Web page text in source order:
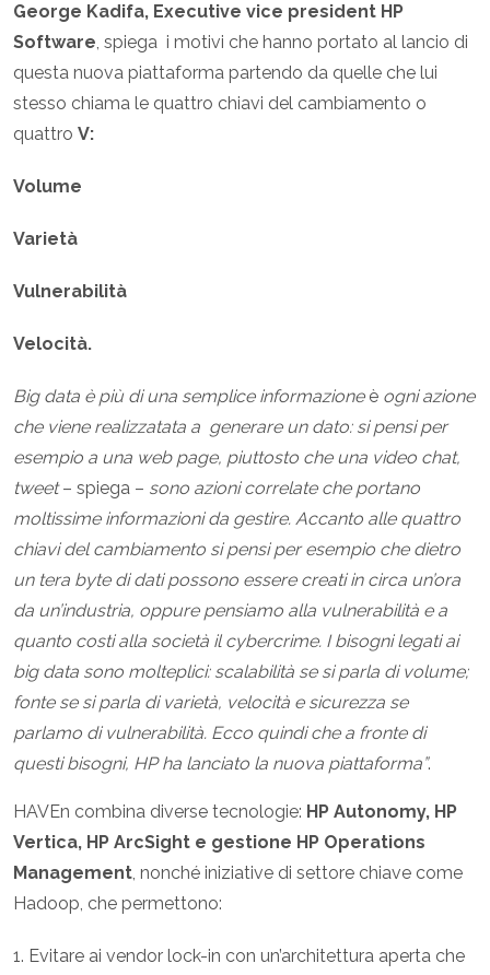
George Kadifa, Executive vice president HP
Software, spiega i motivi che hanno portato al lancio di
questa nuova piattaforma partendo da quelle che lui
stesso chiama le quattro chiavi del cambiamento o
quattro V:
Volume
Varietà
Vulnerabilità
Velocità.
Big data è più di una semplice informazioneè ogni azione
che viene realizzatata a generare un dato: si pensi per
esempio a una web page, piuttosto che una video chat,
tweet– spiega – sono azioni correlate che portano
moltissime informazioni da gestire. Accanto alle quattro
chiavi del cambiamento si pensi per esempio che dietro
un tera byte di dati possono essere creati in circa un’ora
da un’industria, oppure pensiamo alla vulnerabilità e a
quanto costi alla società il cybercrime. I bisogni legati ai
big data sono molteplici: scalabilità se si parla di volume;
fonte se si parla di varietà, velocità e sicurezza se
parlamo di vulnerabilità. Ecco quindi che a fronte di
questi bisogni, HP ha lanciato la nuova piattaforma”.
HAVEn combina diverse tecnologie: HP Autonomy, HP
Vertica, HP ArcSight e gestione HP Operations
Management, nonché iniziative di settore chiave come
Hadoop, che permettono:
1. Evitare ai vendor lock-in con un’architettura aperta che